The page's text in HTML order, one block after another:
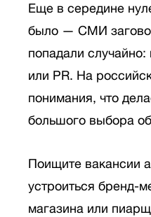
Еще в середине
было — СМИ
попадали случайно:
или PR. На
понимания, что
большого выбора
Поищите вакансии
устроиться
магазина или